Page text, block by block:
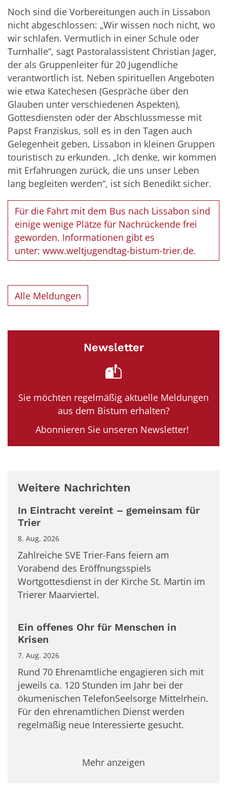
Noch sind die Vorbereitungen auch in Lissabon
nicht abgeschlossen: „Wir wissen noch nicht, wo
wir schlafen. Vermutlich in einer Schule oder
Turnhalle“, sagt Pastoralassistent Christian Jager,
der als Gruppenleiter für 20 Jugendliche
verantwortlich ist. Neben spirituellen Angeboten
wie etwa Katechesen (Gespräche über den
Glauben unter verschiedenen Aspekten),
Gottesdiensten oder der Abschlussmesse mit
Papst Franziskus, soll es in den Tagen auch
Gelegenheit geben, Lissabon in kleinen Gruppen
touristisch zu erkunden. „Ich denke, wir kommen
mit Erfahrungen zurück, die uns unser Leben
lang begleiten werden“, ist sich Benedikt sicher.
Für die Fahrt mit dem Bus nach Lissabon sind
einige wenige Plätze für Nachrückende frei
geworden. Informationen gibt es
unter: www.weltjugendtag-bistum-trier.de.
Alle Meldungen
Newsletter
Sie möchten regelmäßig aktuelle Meldungen
aus dem Bistum erhalten?
Abonnieren Sie unseren Newsletter!
Weitere Nachrichten
In Eintracht vereint – gemeinsam für
Trier
8. Aug. 2026
Zahlreiche SVE Trier-Fans feiern am
Vorabend des Eröffnungsspiels
Wortgottesdienst in der Kirche St. Martin im
Trierer Maarviertel.
Ein offenes Ohr für Menschen in
Krisen
7. Aug. 2026
Rund 70 Ehrenamtliche engagieren sich mit
jeweils ca. 120 Stunden im Jahr bei der
ökumenischen TelefonSeelsorge Mittelrhein.
Für den ehrenamtlichen Dienst werden
regelmäßig neue Interessierte gesucht.
Mehr anzeigen